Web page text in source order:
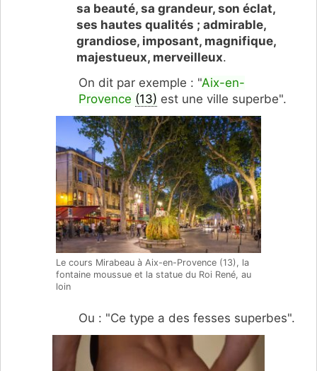
sa beauté, sa grandeur, son éclat,
ses hautes qualités ; admirable,
grandiose, imposant, magnifique,
majestueux, merveilleux.
On dit par exemple : "Aix-en-
Provence (13) est une ville superbe".
Le cours Mirabeau à Aix-en-Provence (13), la
fontaine moussue et la statue du Roi René, au
loin
Ou : "Ce type a des fesses superbes".